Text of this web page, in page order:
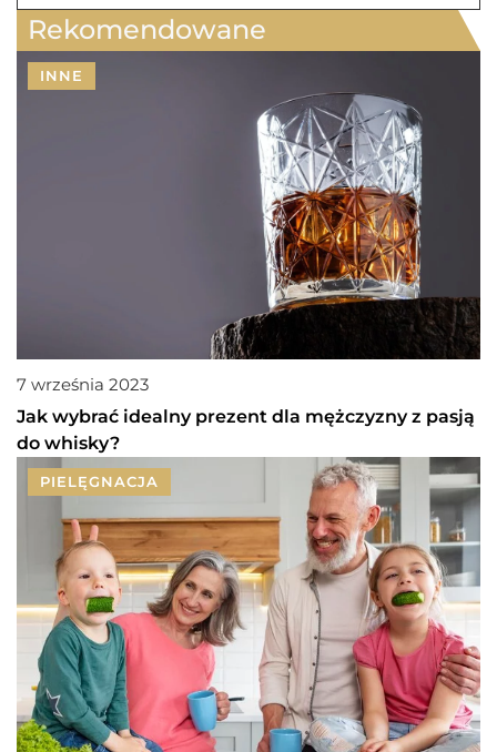
Rekomendowane
INNE
7 września 2023
Jak wybrać idealny prezent dla mężczyzny z pasją
do whisky?
PIELĘGNACJA